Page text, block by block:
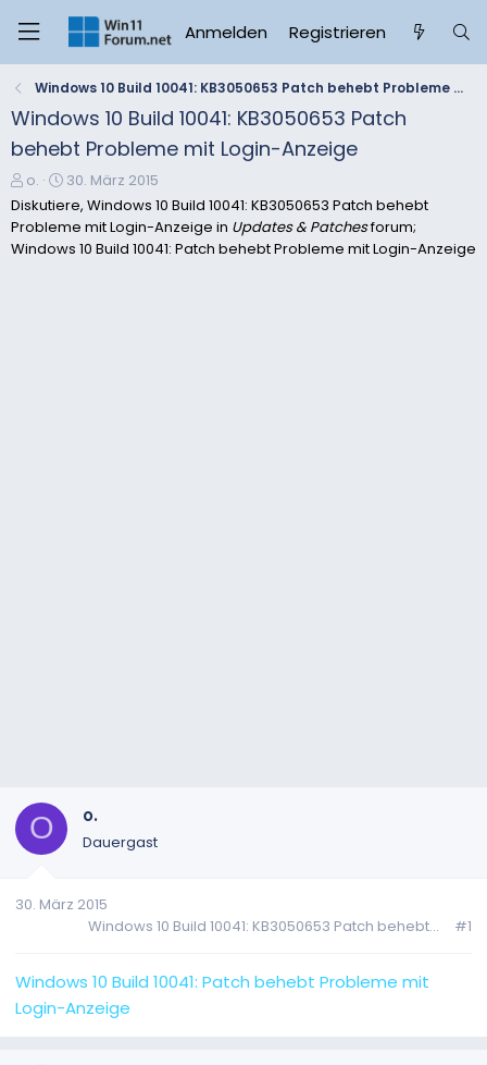
Anmelden Registrieren
Windows 10 Build 10041: KB3050653 Patch behebt Probleme mit Login-Anzeige
Windows 10 Build 10041: KB3050653 Patch
behebt Probleme mit Login-Anzeige
E
r
s
t
o.
E
r
s
t
30. März 2015
Diskutiere, Windows 10 Build 10041: KB3050653 Patch behebt
Probleme mit Login-Anzeige in Updates & Patchesforum;
Windows 10 Build 10041: Patch behebt Probleme mit Login-Anzeige
O o.
Dauergast
30. März 2015
Windows 10 Build 10041: KB3050653 Patch behebt...
#1
Windows 10 Build 10041: Patch behebt Probleme mit
Login-Anzeige